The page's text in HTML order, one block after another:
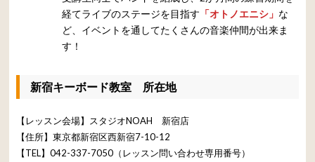
経てライブのステージを目指す 「オトノエニシ」 な
ど、イベントを通してたくさんの音楽仲間が出来ま
す！
新宿キーボード教室 所在地
【レッスン会場】スタジオNOAH 新宿店
【住所】東京都新宿区西新宿7-10-12
【TEL】042-337-7050（レッスン問い合わせ専用番号）